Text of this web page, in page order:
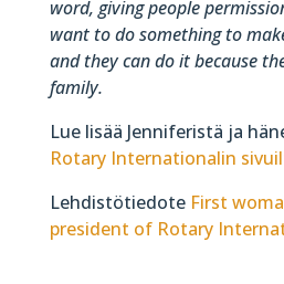
word, giving people
want to do something to
and they can do it because
family.
Lue lisää Jenniferistä ja
Rotary Internationalin
Lehdistötiedote First
president of Rotary